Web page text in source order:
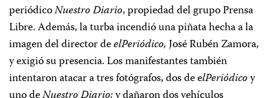
periódicoNuestro Diario, propiedad del grupo Prensa
Libre. Además, la turba incendió una piñata hecha a la
imagen del director deelPeriódico,José Rubén Zamora,
y exigió su presencia. Los manifestantes también
intentaron atacar a tres fotógrafos, dos de elPeriódicoy